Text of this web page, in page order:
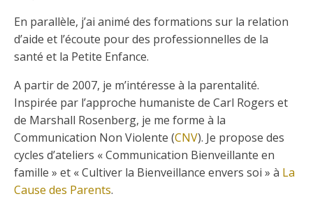
En parallèle, j’ai animé des formations sur la relation
d’aide et l’écoute pour des professionnelles de la
santé et la Petite Enfance.
A partir de 2007, je m’intéresse à la parentalité.
Inspirée par l’approche humaniste de Carl Rogers et
de Marshall Rosenberg, je me forme à la
Communication Non Violente (CNV). Je propose des
cycles d’ateliers « Communication Bienveillante en
famille » et « Cultiver la Bienveillance envers soi » à La
Cause des Parents.